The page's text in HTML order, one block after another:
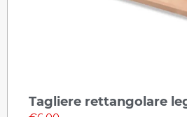
legno